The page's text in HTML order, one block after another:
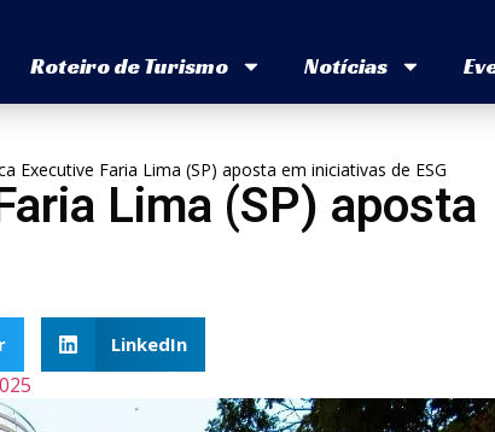
Roteiro de Turismo Notícias
Executive Faria Lima (SP) aposta em iniciativas de ESG
Lima (SP) aposta
LinkedIn